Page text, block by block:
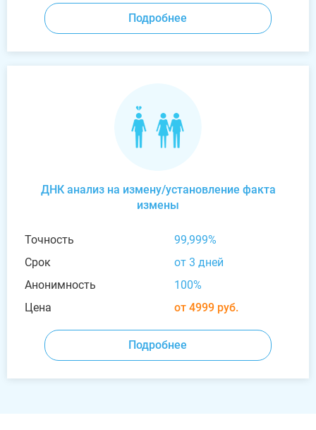
Подробнее
ДНК анализ на измену/установление факта
измены
Точность
99,999%
Срок
от 3 дней
Анонимность
100%
Цена
от 4999 руб.
Подробнее